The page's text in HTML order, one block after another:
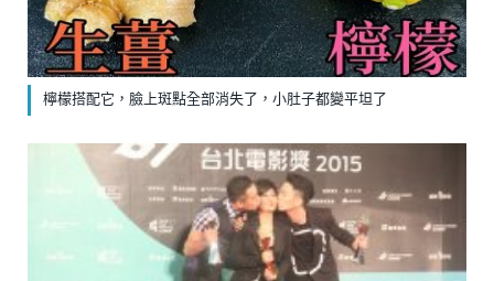
檸檬搭配它，臉上斑點全部消失了，小肚子都變平坦了